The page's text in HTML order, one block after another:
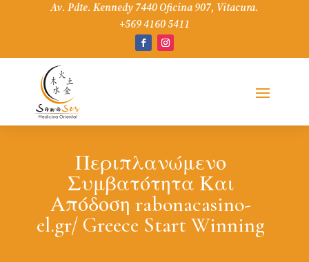
Av. Pdte. Kennedy 7440 Oficina 907, Vitacura.
+569 4160 5411
Περιπλανώμενο
Συμβατότητα Και
Απόδοση rabonacasino-
el.gr/ Greece Start Winning